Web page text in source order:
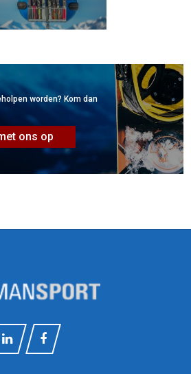
worden? Kom dan
ons op